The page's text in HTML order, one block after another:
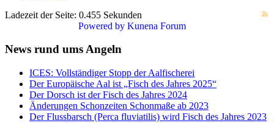
Ladezeit der Seite: 0.455 Sekunden
Powered by Kunena Forum
News rund ums Angeln
ICES: Vollständiger Stopp der Aalfischerei
Der Europäische Aal ist „Fisch des Jahres 2025“
Der Dorsch ist der Fisch des Jahres 2024
Änderungen Schonzeiten Schonmaße ab 2023
Der Flussbarsch (Perca fluviatilis) wird Fisch des Jahres 2023